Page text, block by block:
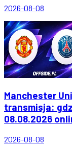
2026-08-08
Manchester
transmisja:
08.08.2026
2026-08-08